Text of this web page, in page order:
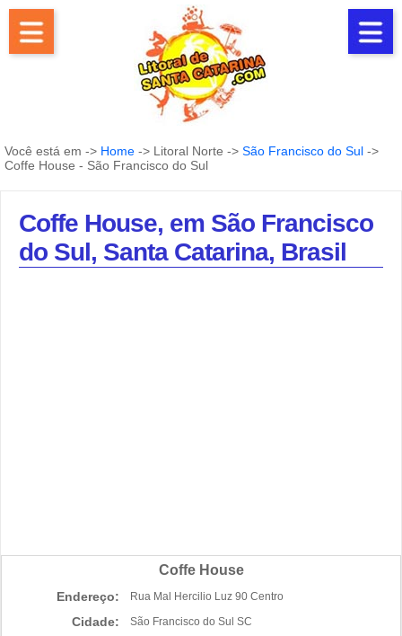
Você está em -> Home -> Litoral Norte -> São Francisco do Sul ->
Coffe House - São Francisco do Sul
Coffe House, em São Francisco
do Sul, Santa Catarina, Brasil
Coffe House
Endereço: Rua Mal Hercilio Luz 90 Centro
Cidade: São Francisco do Sul SC